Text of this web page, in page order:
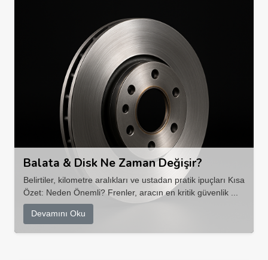
Balata & Disk Ne Zaman Değişir?
Belirtiler, kilometre aralıkları ve ustadan pratik ipuçları Kısa
Özet: Neden Önemli? Frenler, aracın en kritik güvenlik ...
Devamını Oku